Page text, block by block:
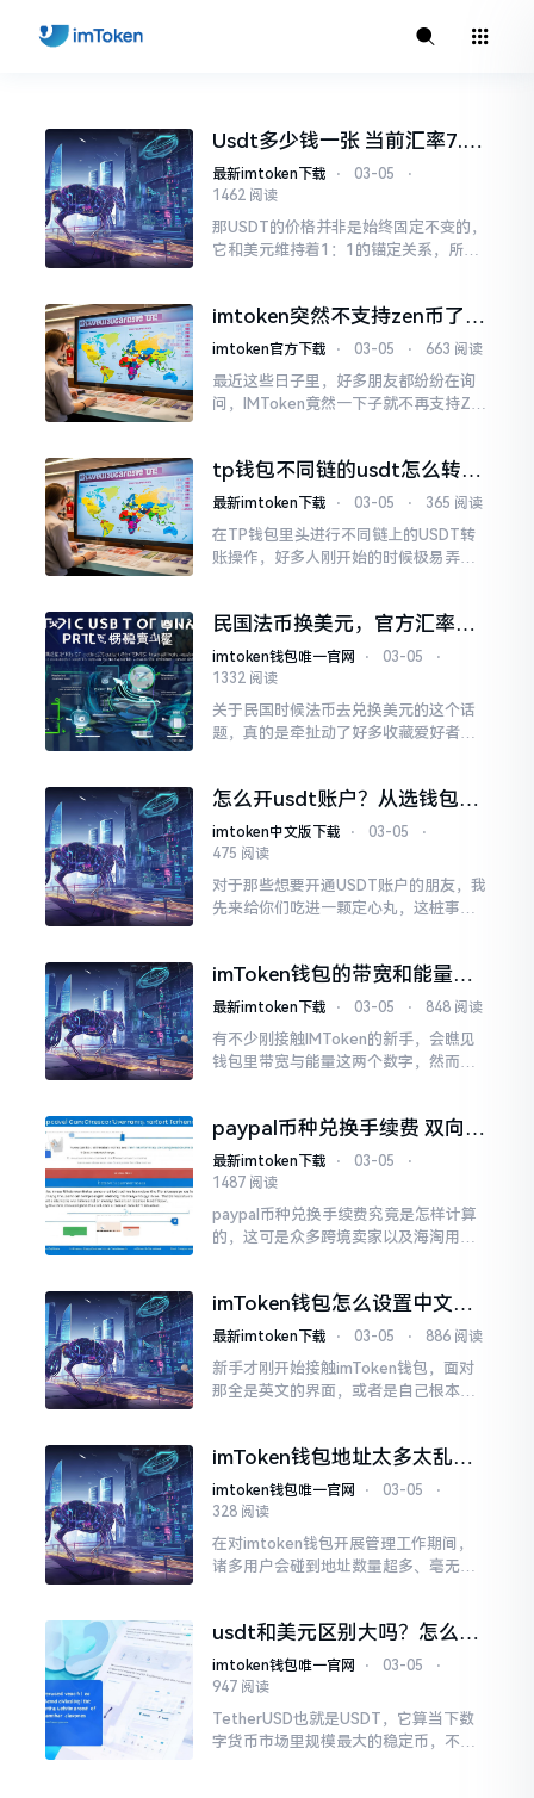
Usdt多少钱一张 当前汇率7.2
左右
最新imtoken下载 ⋅ 03-05
⋅
1462 阅读
那USDT的价格并非是始终固定不变的，
它和美元维持着1：1的锚定关系，所以
选的交易平台。简单来讲
imtoken突然不支持zen币了？
别慌，教你一招把zen安全转
imtoken官方下载 ⋅ 03-05 ⋅ 663 阅读
最近这些日子里，好多朋友都纷纷在询
问，IMToken竟然一下子就不再支持ZE
不算特别大，要说小起来
tp钱包不同链的usdt怎么转
账？如何区分地址和链避免资
最新imtoken下载 ⋅ 03-05 ⋅ 365 阅读
在TP钱包里头进行不同链上的USDT转
账操作，好多人刚开始的时候极易弄
列车，无法直接跨越轨道行驶。
民国法币换美元，官方汇率是
多少，黑市又是什么价
imtoken钱包唯一官网 ⋅ 03-05
⋅
1332 阅读
关于民国时候法币去兑换美元的这个话
题，真的是牵扯动了好多收藏爱好者以
币，今天就来跟大家讲讲这里面存在的
门道。
怎么开usdt账户？从选钱包到
交易，避开风险全步骤
imtoken中文版下载 ⋅ 03-05
⋅
475 阅读
对于那些想要开通USDT账户的朋友，我
先来给你们吃进一颗定心丸，这桩事情
够在安全状态下予以存放
imToken钱包的带宽和能量是
干嘛的？通俗解释链上操作必
最新imtoken下载 ⋅ 03-05 ⋅ 848 阅读
有不少刚接触IMToken的新手，会瞧见
钱包里带宽与能量这两个数字，然而却
公链钱包的核心概念。简而言之
paypal币种兑换手续费 双向收
取怎么算
最新imtoken下载 ⋅ 03-05
⋅
1487 阅读
paypal币种兑换手续费究竟是怎样计算
的，这可是众多跨境卖家以及海淘用户
imToken钱包怎么设置中文？
新手指南：切换简体/繁体语言
最新imtoken下载 ⋅ 03-05 ⋅ 886 阅读
新手才刚开始接触imToken钱包，面对
那全是英文的界面，或者是自己根本看
自己熟悉的语言实际上是挺简单的
imToken钱包地址太多太乱？
教你批量删除不需要的地址
imtoken钱包唯一官网 ⋅ 03-05
⋅
328 阅读
在对imtoken钱包开展管理工作期间，
诸多用户会碰到地址数量超多、毫无条
十分冗长。
usdt和美元区别大吗？怎么换
成美金教程来了
imtoken钱包唯一官网 ⋅ 03-05
⋅
947 阅读
TetherUSD也就是USDT，它算当下数
字货币市场里规模最大的稳定币，不少